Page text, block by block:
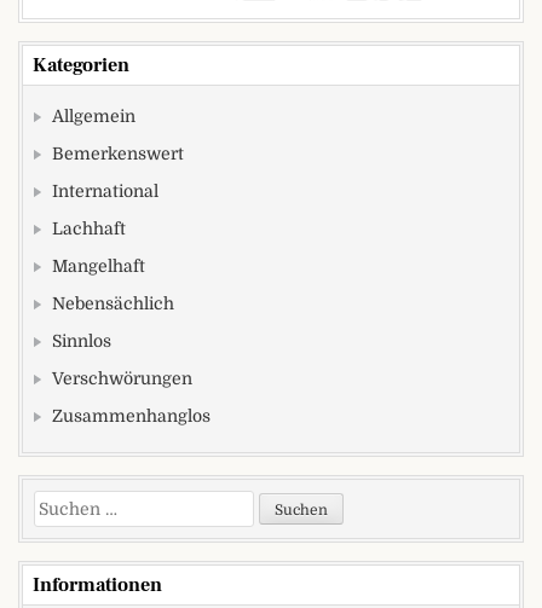
Kategorien
Allgemein
Bemerkenswert
International
Lachhaft
Mangelhaft
Nebensächlich
Sinnlos
Verschwörungen
Zusammenhanglos
Suchen nach:
Informationen